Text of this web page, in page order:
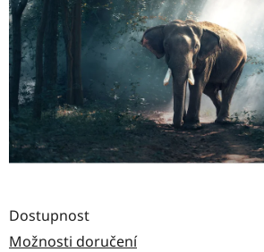
Dostupnost
Možnosti doručení